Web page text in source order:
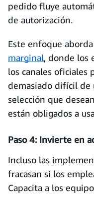
pedido fluye
de autorización.
Este enfoque
marginal, donde los
los canales oficiales
demasiado difícil de
selección que
están obligados a
Paso 4: Invierte en
Incluso las
fracasan si los
Capacita a los